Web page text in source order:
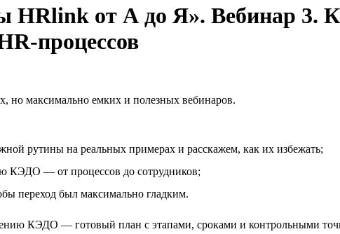
HRlink от А до Я». Вебинар 3.
процессов
но максимально емких и полезных вебинаров.
рутины на реальных примерах и расскажем, как их избежать;
КЭДО — от процессов до сотрудников;
переход был максимально гладким.
КЭДО — готовый план с этапами, сроками и контрольными